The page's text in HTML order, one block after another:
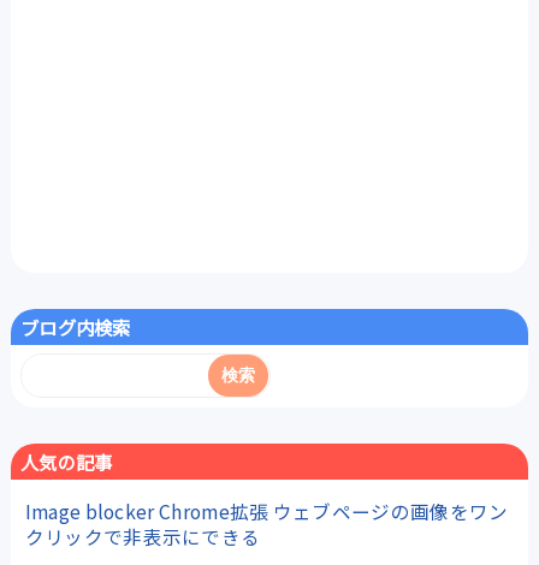
ブログ内検索
人気の記事
Image blocker Chrome拡張 ウェブページの画像をワン
クリックで非表示にできる